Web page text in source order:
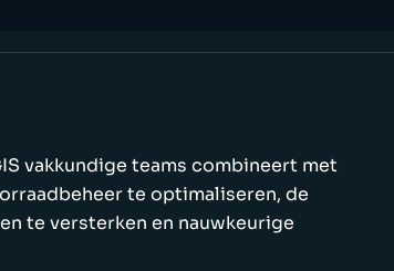
vakkundige teams combineert met
te optimaliseren, de
te versterken en nauwkeurige